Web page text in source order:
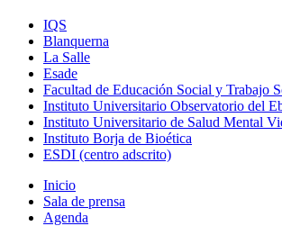
IQS
Blanquerna
La Salle
Esade
Facultad de Educación Social y Trabajo
Instituto Universitario Observatorio del
Instituto Universitario de Salud Mental
Instituto Borja de Bioética
ESDI (centro adscrito)
Inicio
Sala de prensa
Agenda